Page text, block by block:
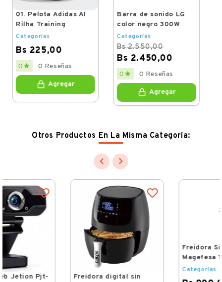
Barra de sonido LG
color negro 300W
Categorías
Bs 2.550,00
Bs 2.450,00
Regular
Price
0 0 Reseñas
Agregar
Categorías
Bs 225,00
Price
0 0 Reseñas
Agregar
Otros Productos En La Misma Categoría:
 
Freidora digital sin
Freidora Sin Aceite 3.2L